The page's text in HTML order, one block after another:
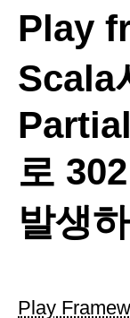
Play
Scala
로
발생
Play